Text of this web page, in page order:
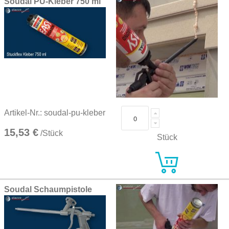
Artikel-Nr.: soudal-pu-kleber
15,53 € /Stück Stück
Soudal Schaumpistole